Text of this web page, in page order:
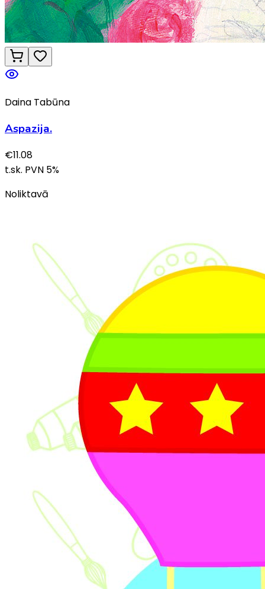
Daina Tabūna
Aspazija.
€11.08
t.sk. PVN 5%
Noliktavā